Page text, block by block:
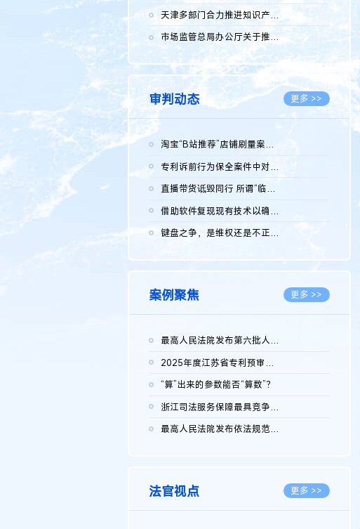
天津多部门合力推进知识产权保护工作
2026.08.05
市场监管总局办公厅关于推广第一批全国商业秘密保护创新试点典型...
2026.08.05
审判动态 更多 >>
淘宝“B站推荐”店铺刷量案维持原判，两被告连带赔偿150万元
专利诉前行为保全案件中对仿制药申请人曾作出三类声明的考量及违...
直播带货诋毁同行 所谓“临场发挥”不免责
借助软件复现现有技术以确认相关参数特征是否被公开
键盘之争，是维权还是不正当竞争？
案例聚焦 更多 >>
最高人民法院发布第六批人民法院种业知识产权司法保护典型案例 含...
2025年度江苏省专利预审典型案例
“算”出来的参数能否“算数”？
浙江司法服务保障最具竞争力营商环境建设典型案例（第二批）含侵...
最高人民法院发布依法规范平台经营、保护消费者合法权益典型案例...
法官视点 更多 >>